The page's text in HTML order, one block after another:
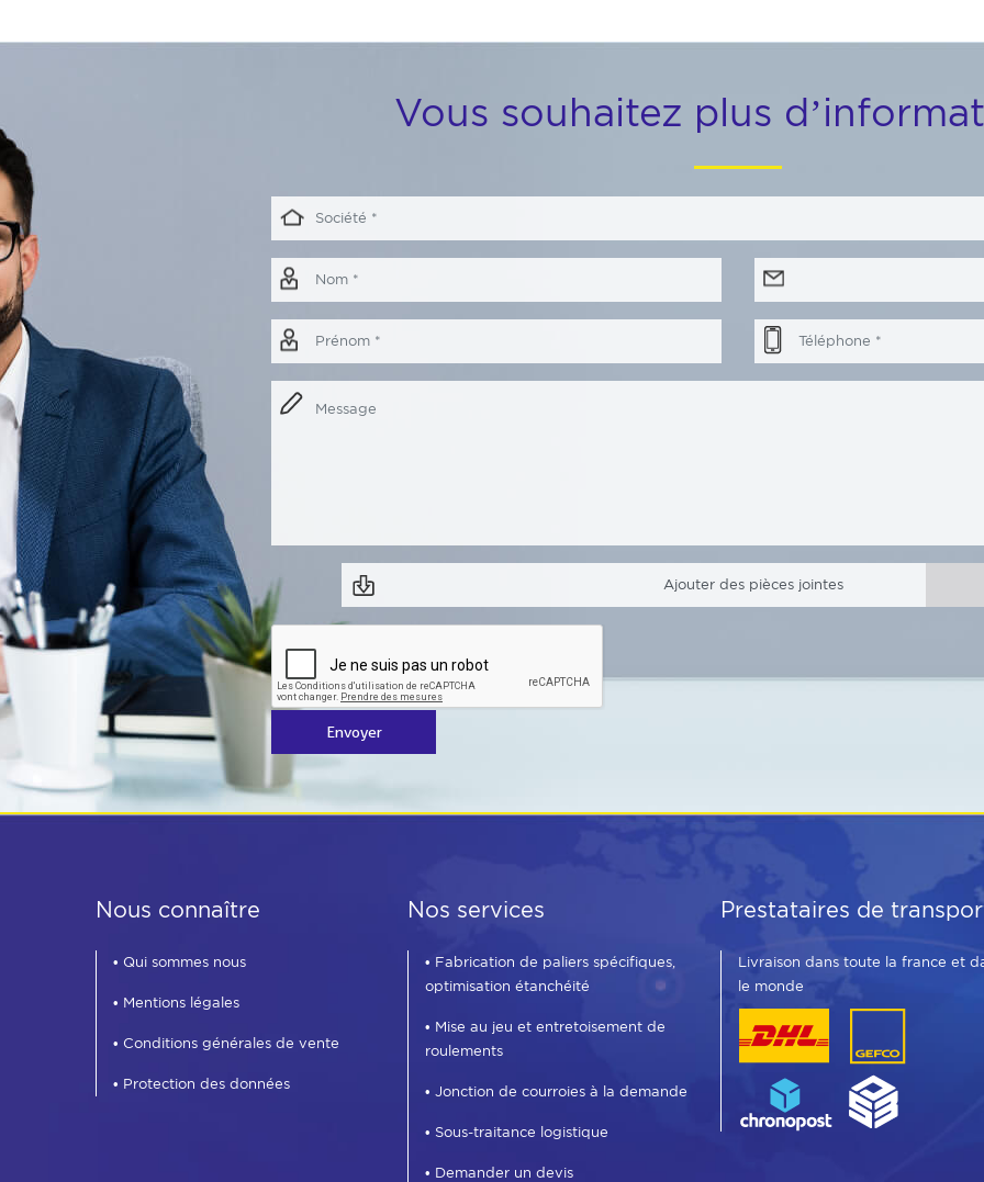
Vous souhaitez plus
Ajouter des pièces jointes
Envoyer
Nous connaître
• Qui sommes nous
• Mentions légales
• Conditions générales de vente
• Protection des données
Nos services
• Fabrication de paliers spécifiques,
optimisation étanchéité
• Mise au jeu et entretoisement de
roulements
• Jonction de courroies à la demande
• Sous-traitance logistique
• Demander un devis
Prestataires de
Livraison dans toute la france et
le monde